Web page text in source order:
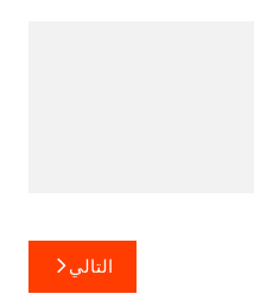
التالي